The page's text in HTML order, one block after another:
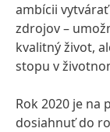
ambícii
zdrojov –
kvalitný život,
stopu v
Rok 2020 je na
dosiahnuť do